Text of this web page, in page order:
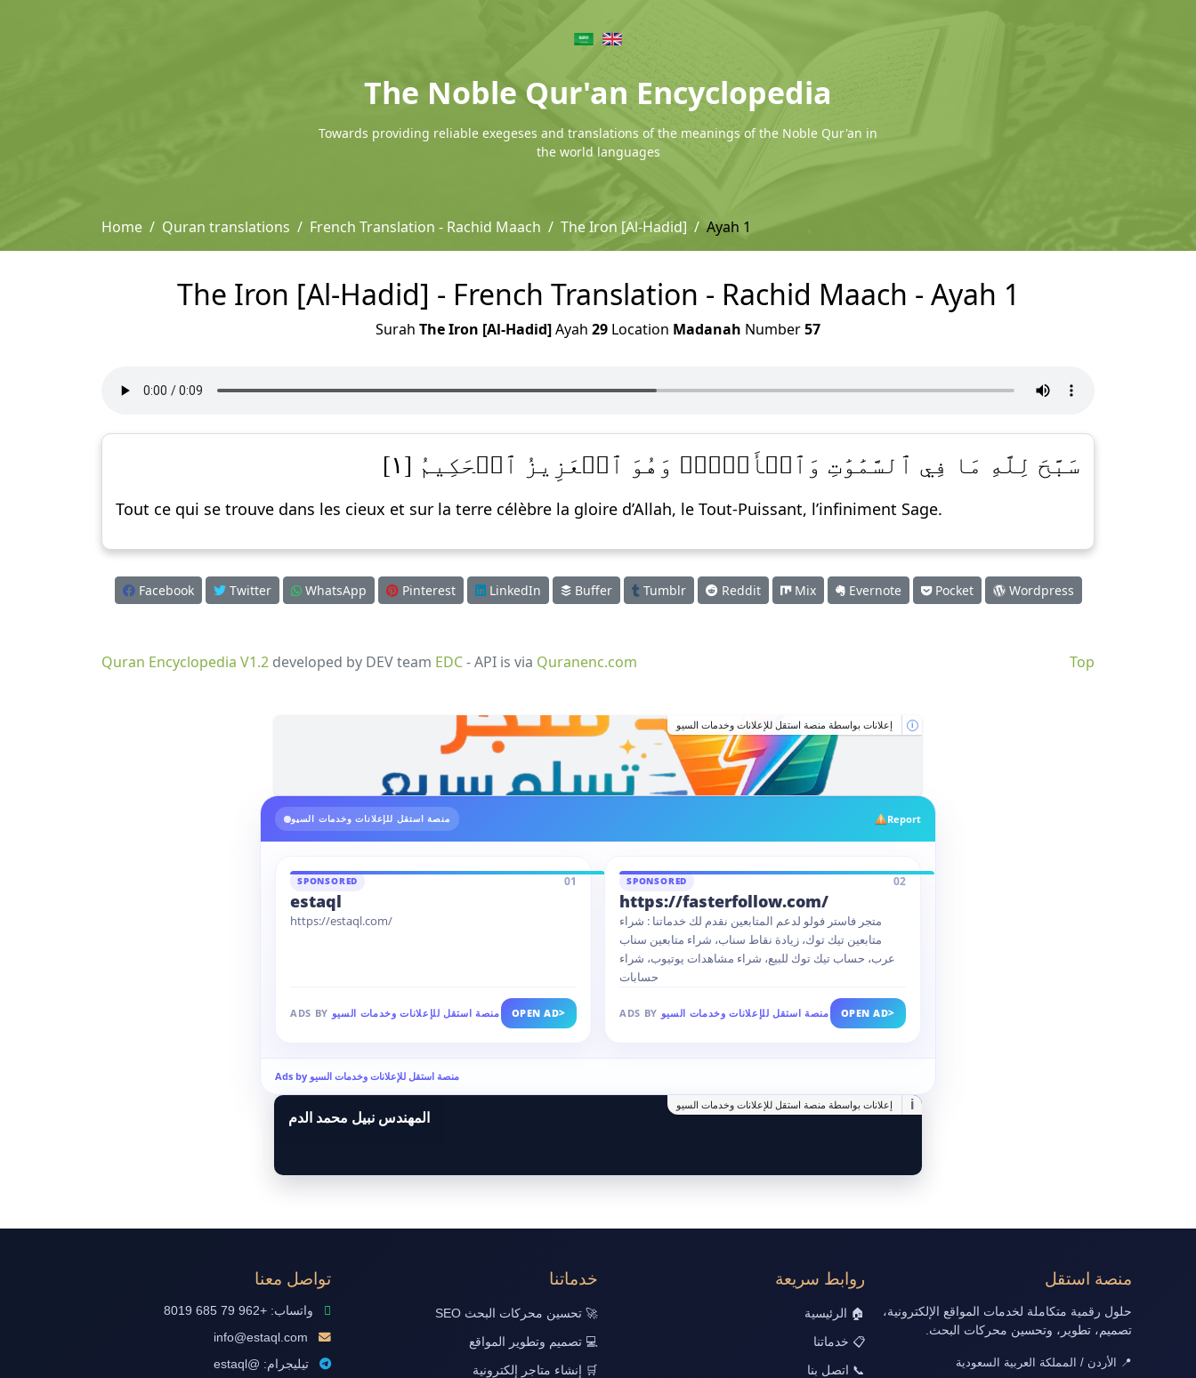
The Noble Qur'an Encyclopedia
Towards providing reliable exegeses and translations of the meanings of the Noble Qur'an in
the world languages
Home Quran translations French Translation - Rachid Maach The Iron [Al-Hadid] Ayah 1
The Iron [Al-Hadid] - French Translation - Rachid Maach - Ayah 1
Surah The Iron [Al-Hadid]Ayah 29 Location Madanah Number57
سَبَّحَ لِلَّهِ مَا فِي ٱلسَّمَٰوَٰتِ وَٱلۡأَرۡضِۖ وَهُوَ ٱلۡعَزِيزُ ٱلۡحَكِيمُ [١]
Tout ce qui se trouve dans les cieux et sur la terre célèbre la gloire d’Allah, le Tout-Puissant, l’infiniment Sage.
Facebook Twitter WhatsApp Pinterest LinkedIn Buffer Tumblr Reddit Mix Evernote Pocket Wordpress
Top
Quran Encyclopedia V1.2 developed by DEV team EDC- API is via Quranenc.com
إعلانات بواسطة منصة استقل للإعلانات وخدمات السيو i
منصة استقل للإعلانات وخدمات السيو Report
SPONSORED 01
estaql
https://estaql.com/
ADS BY منصة استقل للإعلانات وخدمات السيو OPEN AD>
SPONSORED 02
https://fasterfollow.com/
متجر فاستر فولو لدعم المتابعين نقدم لك خدماتنا : شراء
متابعين تيك توك، زيادة نقاط سناب، شراء متابعين سناب
عرب، حساب تيك توك للبيع، شراء مشاهدات يوتيوب، شراء
حسابات
ADS BY منصة استقل للإعلانات وخدمات السيو OPEN AD>
Ads by منصة استقل للإعلانات وخدمات السيو
إعلانات بواسطة منصة استقل للإعلانات وخدمات السيو
i
المهندس نبيل محمد الدم
منصة استقل
حلول رقمية متكاملة لخدمات المواقع الإلكترونية،
تصميم، تطوير، وتحسين محركات البحث.
📍 الأردن / المملكة العربية السعودية
روابط سريعة
🏠 الرئيسية
📋 خدماتنا
📞 اتصل بنا
خدماتنا
🚀 تحسين محركات البحث SEO
💻 تصميم وتطوير المواقع
🛒 إنشاء متاجر إلكترونية
تواصل معنا
واتساب: +962 79 685 8019
info@estaql.com
تيليجرام: @estaql